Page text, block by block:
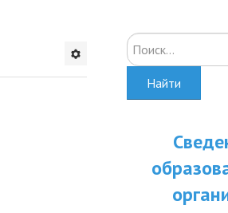
Искать...
Найти